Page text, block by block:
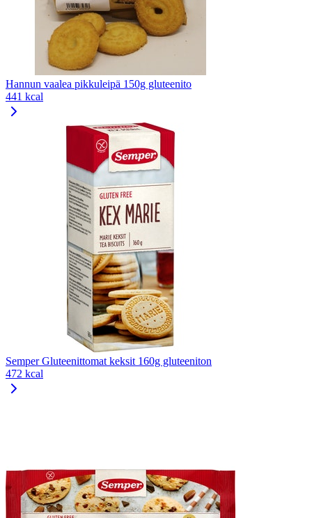
Hannun vaalea pikkuleipä 150g gluteenito
441 kcal
Semper Gluteenittomat keksit 160g gluteeniton
472 kcal